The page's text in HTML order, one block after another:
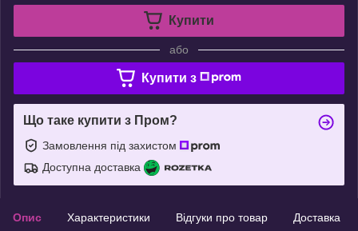
Купити
або
Купити з
Що таке купити з Пром?
Замовлення під захистом
Доступна доставка
Опис Характеристики Відгуки про товар Доставка